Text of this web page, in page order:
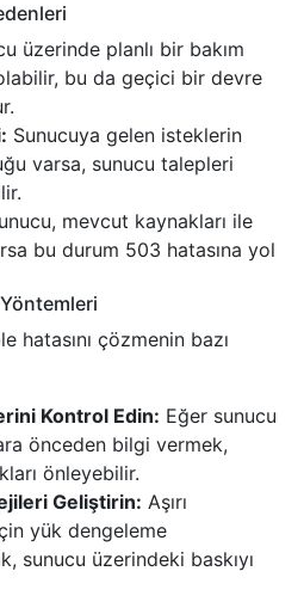
üzerinde planlı bir bakım
bu da geçici bir devre
Sunucuya gelen isteklerin
varsa, sunucu talepleri
mevcut kaynakları ile
bu durum 503 hatasına yol
hatasını çözmenin bazı
Kontrol Edin: Eğer sunucu
önceden bilgi vermek,
önleyebilir.
Geliştirin: Aşırı
yük dengeleme
sunucu üzerindeki baskıyı